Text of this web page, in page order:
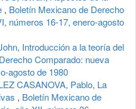
, Boletín Mexicano de Derecho
números 16-17, enero-agosto
Introducción a la teoría del
Comparado: nueva
agosto de 1980
CASANOVA, Pablo, La
, Boletín Mexicano de